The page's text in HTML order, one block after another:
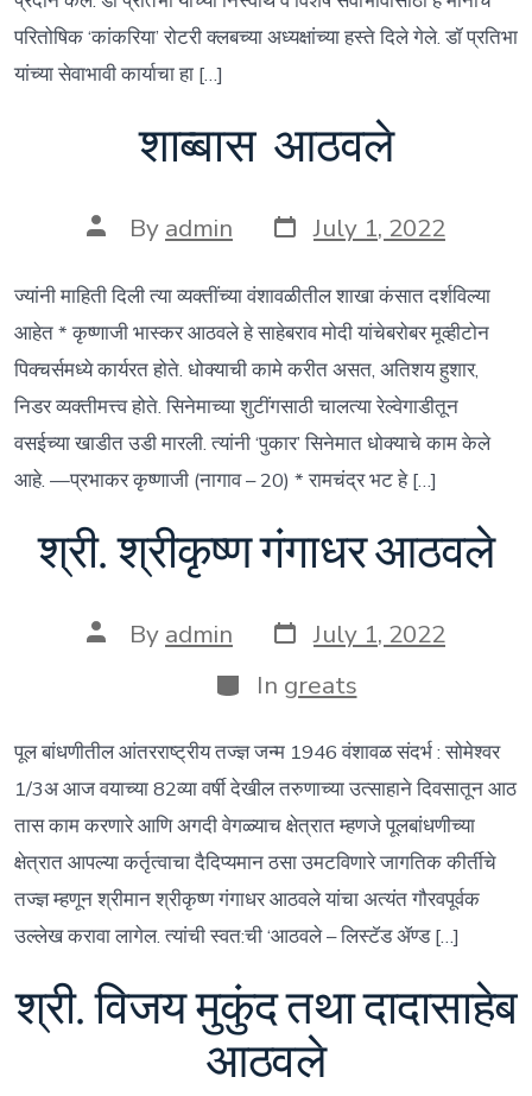
परितोषिक ‘कांकरिया’ रोटरी क्लबच्या अध्यक्षांच्या हस्ते दिले गेले. डॉ प्रतिभा
यांच्या सेवाभावी कार्याचा हा […]
शाब्बास आठवले
Post
author
By admin Post
date
July 1, 2022
ज्यांनी माहिती दिली त्या व्यक्तींच्या वंशावळीतील शाखा कंसात दर्शविल्या
आहेत * कृष्णाजी भास्कर आठवले हे साहेबराव मोदी यांचेबरोबर मूव्हीटोन
पिक्चर्समध्ये कार्यरत होते. धोक्याची कामे करीत असत, अतिशय हुशार,
निडर व्यक्तीमत्त्व होते. सिनेमाच्या शुटींगसाठी चालत्या रेल्वेगाडीतून
वसईच्या खाडीत उडी मारली. त्यांनी ‘पुकार’ सिनेमात धोक्याचे काम केले
आहे. —प्रभाकर कृष्णाजी (नागाव – 20) * रामचंद्र भट हे […]
श्री. श्रीकृष्ण गंगाधर आठवले
Post
author
By admin Post
date
July 1, 2022
Categories
In greats
पूल बांधणीतील आंतरराष्ट्रीय तज्ज्ञ जन्म 1946 वंशावळ संदर्भ : सोमेश्वर
1/3अ आज वयाच्या 82व्या वर्षी देखील तरुणाच्या उत्साहाने दिवसातून आठ
तास काम करणारे आणि अगदी वेगळ्याच क्षेत्रात म्हणजे पूलबांधणीच्या
क्षेत्रात आपल्या कर्तृत्वाचा दैदिप्यमान ठसा उमटविणारे जागतिक कीर्तीचे
तज्ज्ञ म्हणून श्रीमान श्रीकृष्ण गंगाधर आठवले यांचा अत्यंत गौरवपूर्वक
उल्लेख करावा लागेल. त्यांची स्वत:ची ‘आठवले – लिस्टॅड अ‍ॅण्ड […]
श्री. विजय मुकुंद तथा दादासाहेब
आठवले